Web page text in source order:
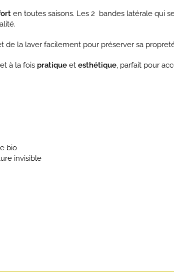
en toutes saisons. Les 2 bandes latérale qui
de la laver facilement pour préserver sa
à la fois pratique et esthétique, parfait pour
bio
invisible